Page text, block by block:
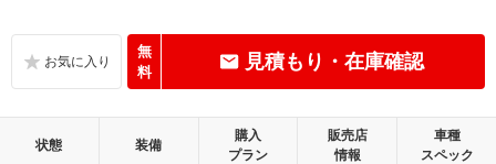
無
料
見積もり・在庫確認
状態 装備
購入
プラン
販売店
情報
車種
スペック